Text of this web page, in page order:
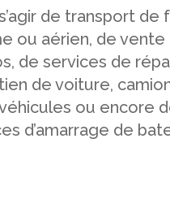
de transport de
ou aérien, de
de services de
de voiture,
ou encore
d’amarrage de